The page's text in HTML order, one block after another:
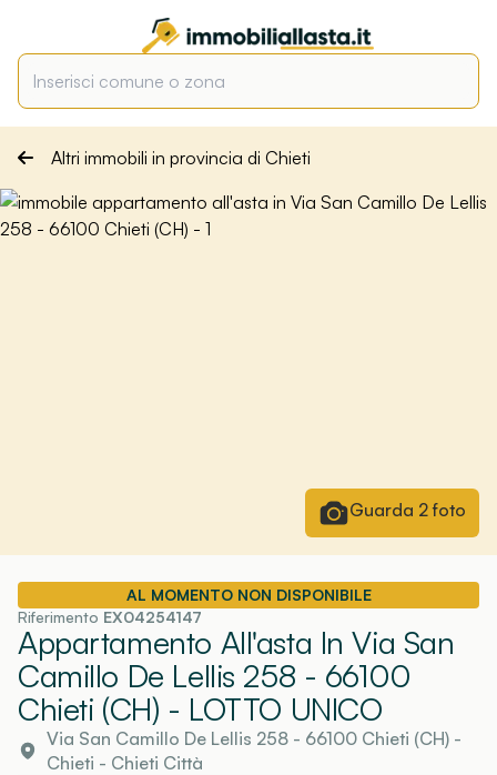
Altri immobili in provincia di Chieti
Guarda 2foto
AL MOMENTO NON DISPONIBILE
Riferimento EX04254147
Appartamento All'asta In Via San
Camillo De Lellis 258 - 66100
Chieti (CH) - LOTTO UNICO
Via San Camillo De Lellis 258 - 66100 Chieti (CH) -
Chieti - Chieti Città